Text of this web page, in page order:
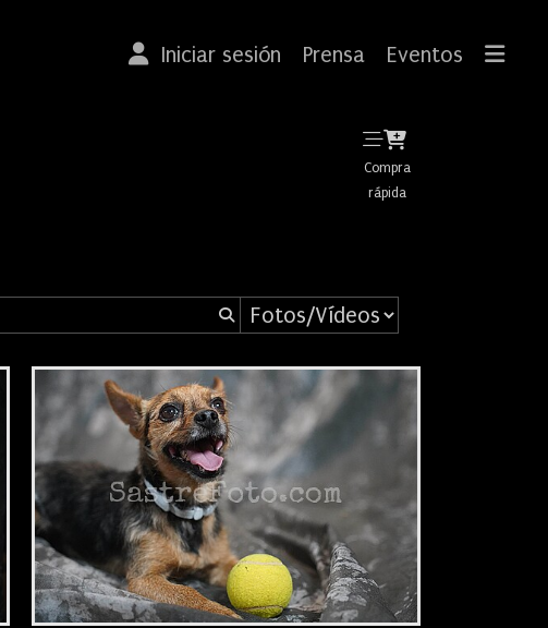
Iniciar sesión Prensa Eventos
Compra
rápida
2,34 €